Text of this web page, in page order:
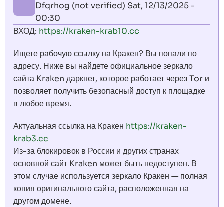
Dfqrhog (not verified) Sat, 12/13/2025 -
00:30
ВХОД: https://kraken-krab10.cc
Ищете рабочую ссылку на Кракен? Вы попали по
адресу. Ниже вы найдете официальное зеркало
сайта Kraken даркнет, которое работает через Tor и
позволяет получить безопасный доступ к площадке
в любое время.
Актуальная ссылка на Кракен https://kraken-
krab3.cc
Из-за блокировок в России и других странах
основной сайт Kraken может быть недоступен. В
этом случае используется зеркало Кракен — полная
копия оригинального сайта, расположенная на
другом домене.